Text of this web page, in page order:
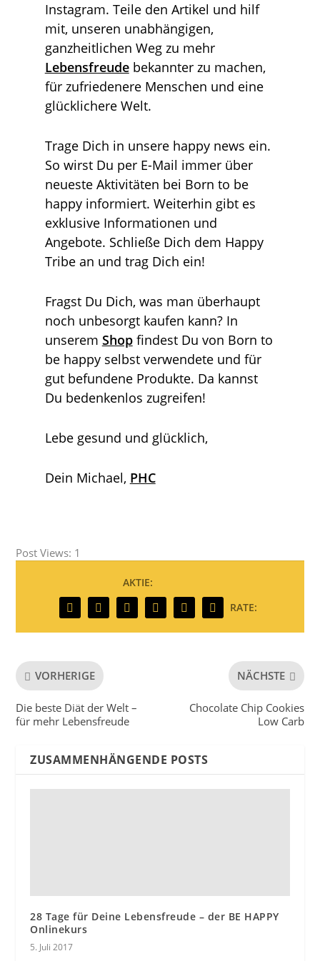
Instagram. Teile den Artikel und hilf
mit, unseren unabhängigen,
ganzheitlichen Weg zu mehr
Lebensfreudebekannter zu machen,
für zufriedenere Menschen und eine
glücklichere Welt.
Trage Dich in unsere happy news ein.
So wirst Du per E-Mail immer über
neueste Aktivitäten bei Born to be
happy informiert. Weiterhin gibt es
exklusive Informationen und
Angebote. Schließe Dich dem Happy
Tribe an und trag Dich ein!
Fragst Du Dich, was man überhaupt
noch unbesorgt kaufen kann? In
unserem Shopfindest Du von Born to
be happy selbst verwendete und für
gut befundene Produkte. Da kannst
Du bedenkenlos zugreifen!
Lebe gesund und glücklich,
Dein Michael, PHC
Post Views: 1
AKTIE:
RATE:
VORHERIGE
Die beste Diät der Welt –
für mehr Lebensfreude
NÄCHSTE
Chocolate Chip Cookies
Low Carb
ZUSAMMENHÄNGENDE POSTS
28 Tage für Deine Lebensfreude – der BE HAPPY
Onlinekurs
5. Juli 2017